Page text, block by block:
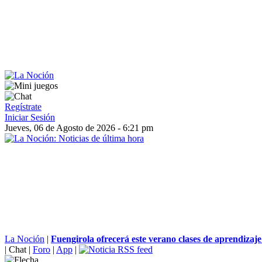
Regístrate
Iniciar Sesión
Jueves, 06 de Agosto de 2026 - 6:21 pm
La Noción | Fuengirola ofrecerá este verano clases de
| Chat | Foro | App |